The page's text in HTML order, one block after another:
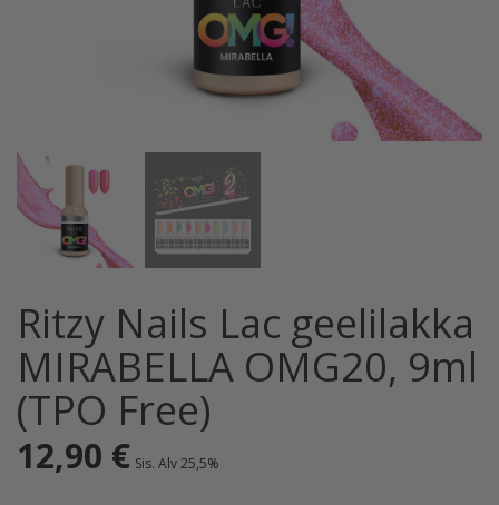
Ritzy Nails Lac geelilakka
MIRABELLA OMG20, 9ml
(TPO Free)
12,90 € Sis. Alv 25,5%